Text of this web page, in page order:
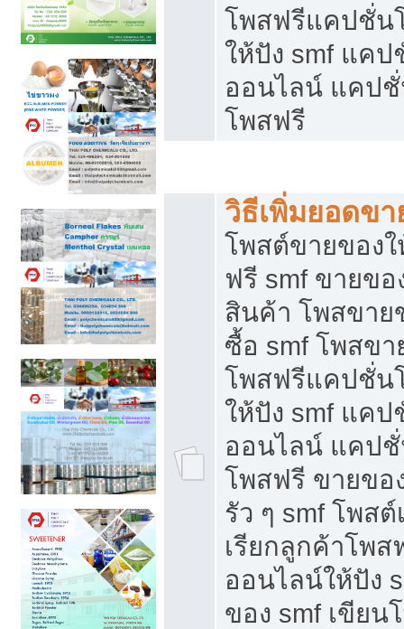
โพสฟรีแคปชั่น
ให้ปัง smf แค
ออนไลน์ แคป
โพสฟรี
วิธีเพิ่มยอดข
โพสต์ขายของ
ฟรี smf ขายข
สินค้า โพสขาย
ซื้อ smf โพสข
โพสฟรีแคปชั่น
ให้ปัง smf แค
ออนไลน์ แคป
โพสฟรี ขายขอ
รัว ๆ smf โพส
เรียกลูกค้าโพส
ออนไลน์ให้ปัง
ของ smf เขียน